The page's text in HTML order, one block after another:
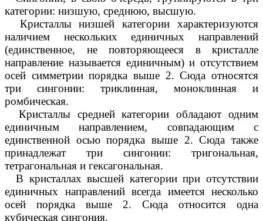
категории: низшую, среднюю, высшую.
Кристаллы низшей категории характеризуются
наличием нескольких единичных направлений
(единственное, не повторяющееся в кристалле
направление называется единичным) и отсутствием
осей симметрии порядка выше 2. Сюда относятся
три сингонии: триклинная, моноклинная и
ромбическая.
Кристаллы средней категории обладают одним
единичным направлением, совпадающим с
единственной осью порядка выше 2. Сюда также
принадлежат три сингонии: тригональная,
тетрагональная и гексагональная.
В кристаллах высшей категории при отсутствии
единичных направлений всегда имеется несколько
осей порядка выше 2. Сюда относится одна
кубическая сингония.